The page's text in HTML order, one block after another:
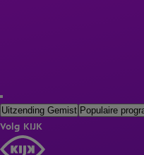
Uitzending Gemist Populaire
Volg KIJK